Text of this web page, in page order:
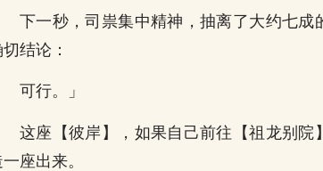
下一秒，司祟集中精神，抽离了大约七
结论：
可行。」
这座【彼岸】，如果自己前往【祖龙别
座出来。